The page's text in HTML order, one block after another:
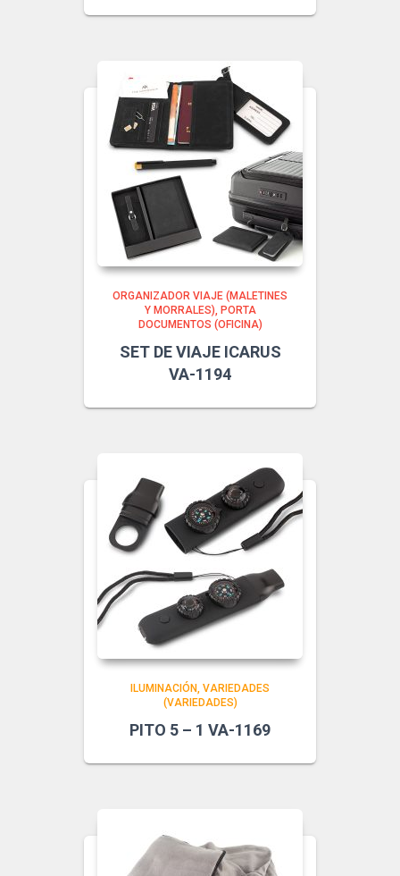
ORGANIZADOR VIAJE (MALETINES
Y MORRALES)
PORTA
DOCUMENTOS (OFICINA)
SET DE VIAJE ICARUS
VA-1194
ILUMINACIÓN VARIEDADES
(VARIEDADES)
PITO 5 – 1 VA-1169